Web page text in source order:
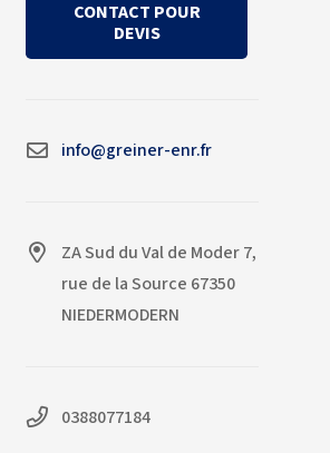
grand bravo à l'équipe
Guillaume et
qui ont réalisé un travail de
!
CONTACT POUR
DEVIS
info@greiner-enr.fr
ZA Sud du Val de Moder 7,
rue de la Source 67350
NIEDERMODERN
0388077184